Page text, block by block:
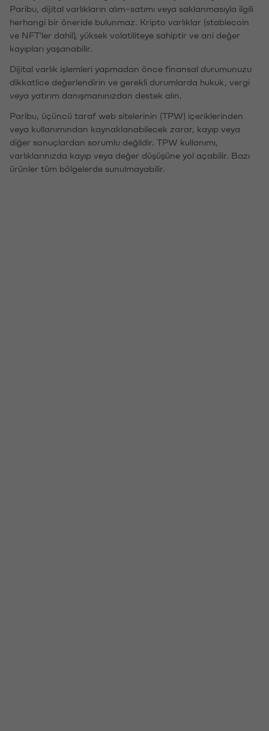
Paribu, dijital varlıkların alım-satımı veya saklanmasıyla ilgili
herhangi bir öneride bulunmaz. Kripto varlıklar (stablecoin
ve NFT'ler dahil), yüksek volatiliteye sahiptir ve ani değer
kayıpları yaşanabilir.
Dijital varlık işlemleri yapmadan önce finansal durumunuzu
dikkatlice değerlendirin ve gerekli durumlarda hukuk, vergi
veya yatırım danışmanınızdan destek alın.
Paribu, üçüncü taraf web sitelerinin (TPW) içeriklerinden
veya kullanımından kaynaklanabilecek zarar, kayıp veya
diğer sonuçlardan sorumlu değildir. TPW kullanımı,
varlıklarınızda kayıp veya değer düşüşüne yol açabilir. Bazı
ürünler tüm bölgelerde sunulmayabilir.